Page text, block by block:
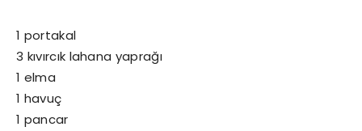
1 portakal
3 kıvırcık lahana yaprağı
1 elma
1 havuç
1 pancar